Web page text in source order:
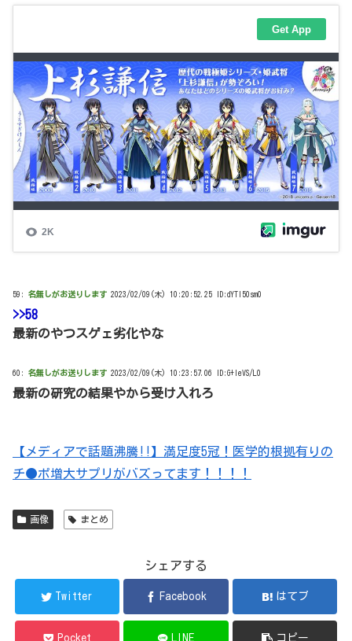
59: 名無しがお送りします 2023/02/09(木) 10:20:52.25 ID:dYTl50sm0
>>58
最新のやつスゲェ劣化やな
60: 名無しがお送りします 2023/02/09(木) 10:23:57.06 ID:G+IeVS/L0
最新の研究の結果やから受け入れろ
【メディアで話題沸騰!!】満足度5冠！医学的根拠有りの
チ●ポ増大サプリがバズってます！！！！
画像 まとめ
シェアする
Twitter Facebook はてブ
Pocket LINE コピー